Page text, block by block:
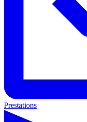
Prestations